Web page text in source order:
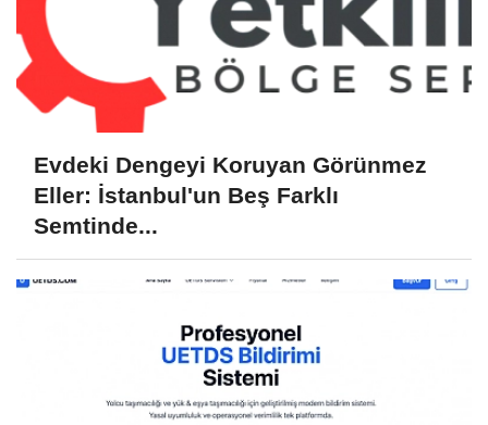
Evdeki Dengeyi Koruyan Görünmez
Eller: İstanbul'un Beş Farklı
Semtinde...